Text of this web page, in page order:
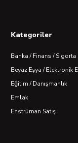
Kategoriler
Banka / Finans / Sigorta
Beyaz Eşya / Elektronik
Eğitim / Danışmanlık
Emlak
Enstrüman Satış